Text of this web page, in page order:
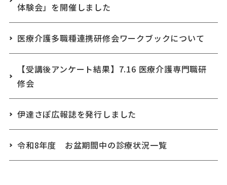
体験会」を開催しました
医療介護多職種連携研修会ワークブックについて
【受講後アンケート結果】7.16 医療介護専門職研
修会
伊達さぽ広報誌を発行しました
令和8年度 お盆期間中の診療状況一覧